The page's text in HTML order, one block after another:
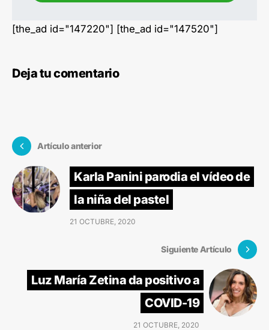
[the_ad id="147220"] [the_ad id="147520"]
Deja tu comentario
Artículo anterior
Karla Panini parodia el vídeo de
la niña del pastel
21 OCTUBRE, 2020
Siguiente Artículo
Luz María Zetina da positivo a
COVID-19
21 OCTUBRE, 2020